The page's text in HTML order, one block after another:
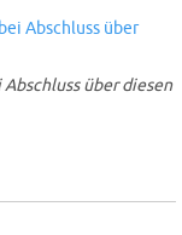
über diesen